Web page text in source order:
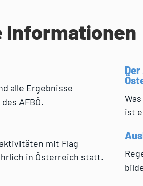
Informationen
alle Ergebnisse
AFBÖ.
mit Flag
in Österreich statt.
ist